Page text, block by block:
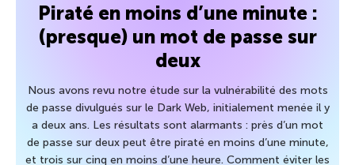
Piraté en moins d’une minute :
(presque) un mot de passe sur
deux
Nous avons revu notre étude sur la vulnérabilité des mots
de passe divulgués sur le Dark Web, initialement menée il y
a deux ans. Les résultats sont alarmants : près d’un mot
de passe sur deux peut être piraté en moins d’une minute,
et trois sur cinq en moins d’une heure. Comment éviter les